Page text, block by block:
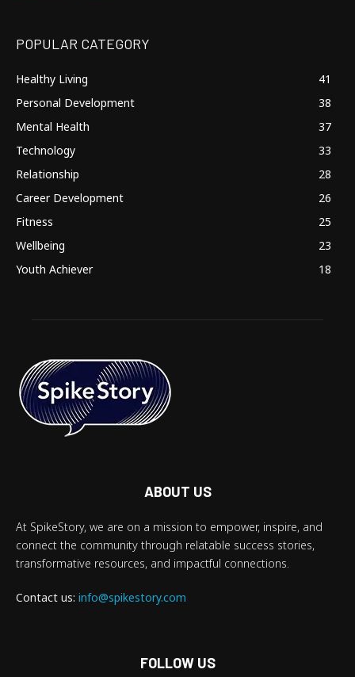
POPULAR CATEGORY
Healthy Living
41
Personal Development
38
Mental Health
37
Technology
33
Relationship
28
Career Development
26
Fitness
25
Wellbeing
23
Youth Achiever
18
ABOUT US
At SpikeStory, we are on a mission to empower, inspire, and
connect the community through relatable success stories,
transformative resources, and impactful connections.
Contact us: info@spikestory.com
FOLLOW US